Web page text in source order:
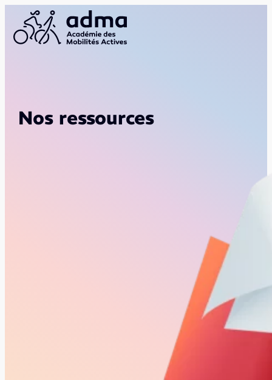
Nos ressources